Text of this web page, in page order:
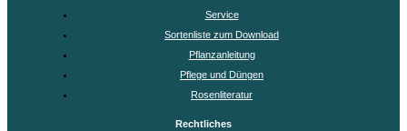
Service
Sortenliste zum Download
Pflanzanleitung
Pflege und Düngen
Rosenliteratur
Rechtliches